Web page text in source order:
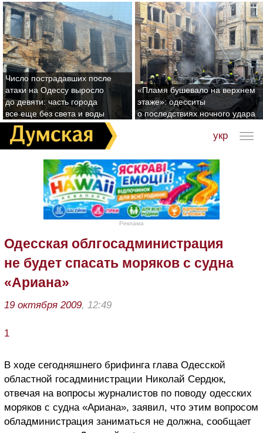
Число пострадавших после
атаки на Одессу выросло
до девяти: часть города
все еще без света и воды
«Пламя бушевало на верхнем
этаже»: одесситы
о последствиях ночного удара
укр
Реклама
Одесская облгосадминистрация
не будет спасать моряков с судна
«Ариана»
19 октября 2009, 12:49
1
В ходе сегодняшнего брифинга глава Одесской
областной госадминистрации Николай Сердюк,
отвечая на вопросы журналистов по поводу одесских
моряков с судна «Ариана», заявил, что этим вопросом
обладминистрация заниматься не должна, сообщает